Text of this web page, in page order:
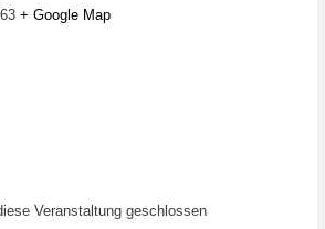
+ Google Map
Veranstaltung geschlossen